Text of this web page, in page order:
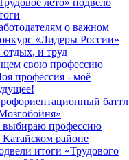
лето» подвело
о важном
«Лидеры России»
и труд
свою профессию
профессия - моё
баттл
выбираю профессию
районе
итоги «Трудового